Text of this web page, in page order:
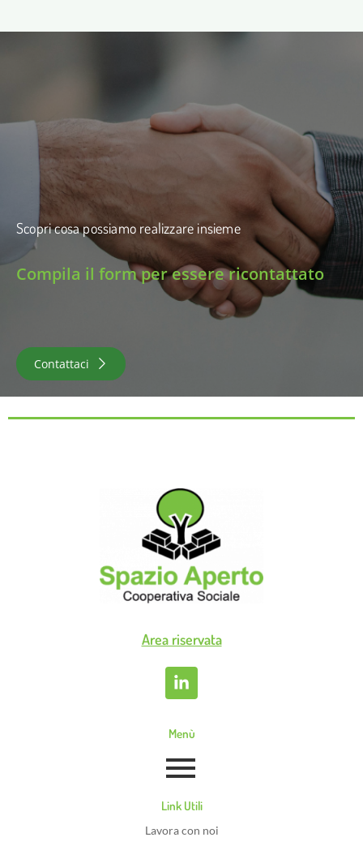
Scopri cosa possiamo realizzare insieme
Compila il form per essere ricontattato
Contattaci
Area riservata
Menù
Link Utili
Lavora con noi